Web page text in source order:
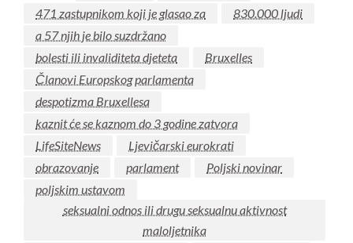
471 zastupnikom koji je glasao za
830.000 ljudi
a 57 njih je bilo suzdržano
bolesti ili invaliditeta djeteta
Bruxelles
Članovi Europskog parlamenta
despotizma Bruxellesa
kaznit će se kaznom do 3 godine zatvora
LifeSiteNews
Ljevičarski eurokrati
obrazovanje
parlament
Poljski novinar
poljskim ustavom
seksualni odnos ili drugu seksualnu aktivnost
maloljetnika